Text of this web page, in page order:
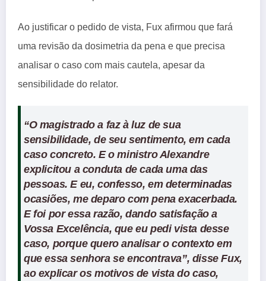
Ao justificar o pedido de vista, Fux afirmou que fará
uma revisão da dosimetria da pena e que precisa
analisar o caso com mais cautela, apesar da
sensibilidade do relator.
“O magistrado a faz à luz de sua
sensibilidade, de seu sentimento, em cada
caso concreto. E o ministro Alexandre
explicitou a conduta de cada uma das
pessoas. E eu, confesso, em determinadas
ocasiões, me deparo com pena exacerbada.
E foi por essa razão, dando satisfação a
Vossa Excelência, que eu pedi vista desse
caso, porque quero analisar o contexto em
que essa senhora se encontrava”, disse Fux,
ao explicar os motivos de vista do caso,